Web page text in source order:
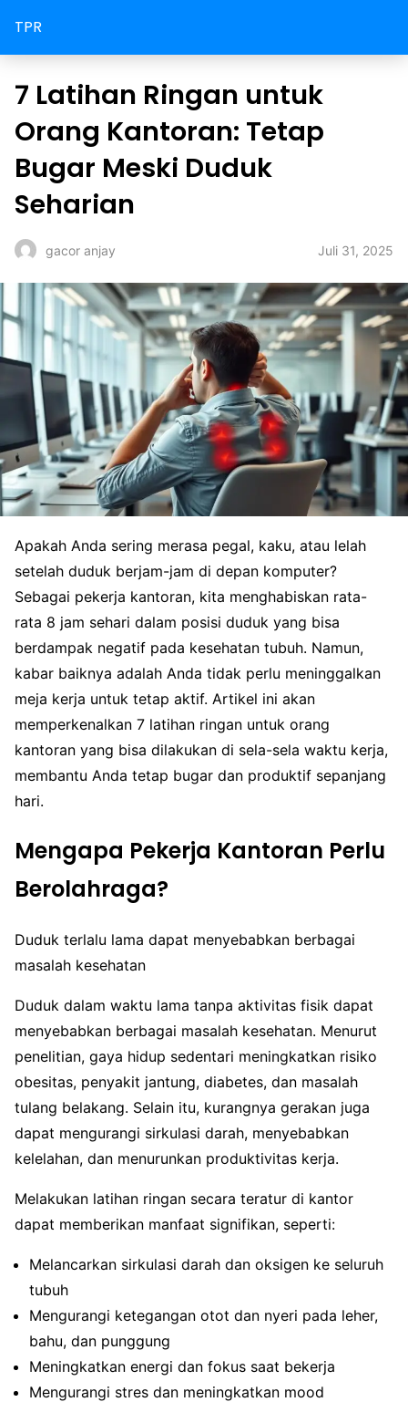
TPR
7 Latihan Ringan untuk
Orang Kantoran: Tetap
Bugar Meski Duduk
Seharian
gacor anjay Juli 31, 2025
Apakah Anda sering merasa pegal, kaku, atau lelah
setelah duduk berjam-jam di depan komputer?
Sebagai pekerja kantoran, kita menghabiskan rata-
rata 8 jam sehari dalam posisi duduk yang bisa
berdampak negatif pada kesehatan tubuh. Namun,
kabar baiknya adalah Anda tidak perlu meninggalkan
meja kerja untuk tetap aktif. Artikel ini akan
memperkenalkan 7 latihan ringan untuk orang
kantoran yang bisa dilakukan di sela-sela waktu kerja,
membantu Anda tetap bugar dan produktif sepanjang
hari.
Mengapa Pekerja Kantoran Perlu
Berolahraga?
Duduk terlalu lama dapat menyebabkan berbagai
masalah kesehatan
Duduk dalam waktu lama tanpa aktivitas fisik dapat
menyebabkan berbagai masalah kesehatan. Menurut
penelitian, gaya hidup sedentari meningkatkan risiko
obesitas, penyakit jantung, diabetes, dan masalah
tulang belakang. Selain itu, kurangnya gerakan juga
dapat mengurangi sirkulasi darah, menyebabkan
kelelahan, dan menurunkan produktivitas kerja.
Melakukan latihan ringan secara teratur di kantor
dapat memberikan manfaat signifikan, seperti:
Melancarkan sirkulasi darah dan oksigen ke seluruh
tubuh
Mengurangi ketegangan otot dan nyeri pada leher,
bahu, dan punggung
Meningkatkan energi dan fokus saat bekerja
Mengurangi stres dan meningkatkan mood